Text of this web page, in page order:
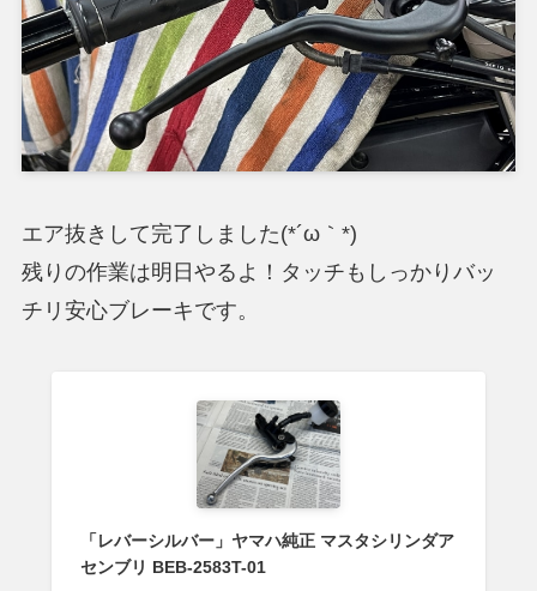
エア抜きして完了しました(*´ω｀*)
残りの作業は明日やるよ！タッチもしっかりバッ
チリ安心ブレーキです。
「レバーシルバー」ヤマハ純正 マスタシリンダア
センブリ BEB-2583T-01